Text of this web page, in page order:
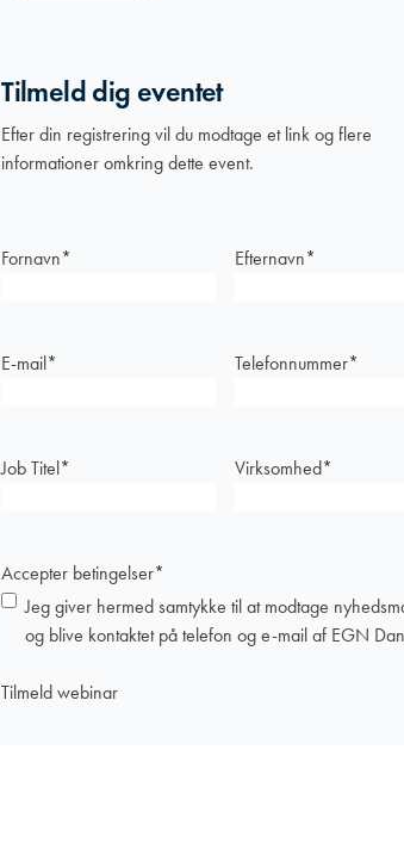
Tilmeld dig eventet
Efter din registrering vil du modtage et link og flere
informationer omkring dette event.
Fornavn* Efternavn*
E-mail* Telefonnummer*
Job Titel* Virksomhed*
Accepter betingelser*
Jeg giver hermed samtykke til at modtage
og blive kontaktet på telefon og e-mail af EGN